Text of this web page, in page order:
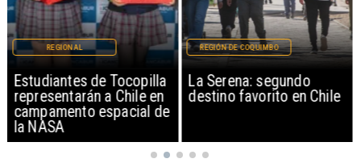
Estudiantes de Tocopilla
representarán a Chile en
campamento espacial de
la NASA
REGIONAL
La Serena: segundo
destino favorito en Chile
REGIÓN DE COQUIMBO